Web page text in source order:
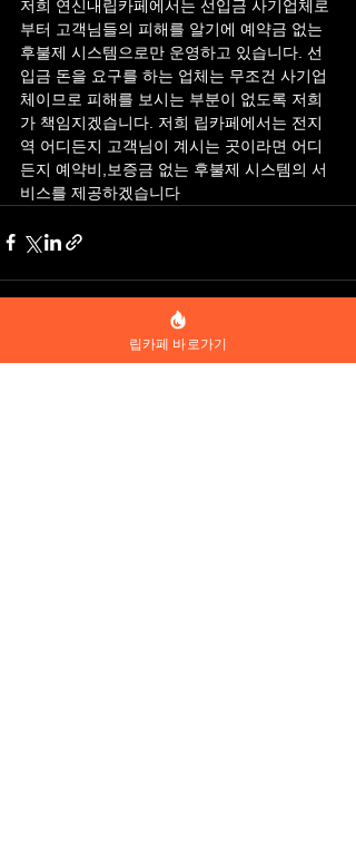
저희 연신내립카페에서는 선입금 사기업체로
부터 고객님들의 피해를 알기에 예약금 없는
후불제 시스템으로만 운영하고 있습니다. 선
입금 돈을 요구를 하는 업체는 무조건 사기업
체이므로 피해를 보시는 부분이 없도록 저희
가 책임지겠습니다. 저희 립카페에서는 전지
역 어디든지 고객님이 계시는 곳이라면 어디
든지 예약비,보증금 없는 후불제 시스템의 서
비스를 제공하겠습니다
전체 보기
립카페 바로가기